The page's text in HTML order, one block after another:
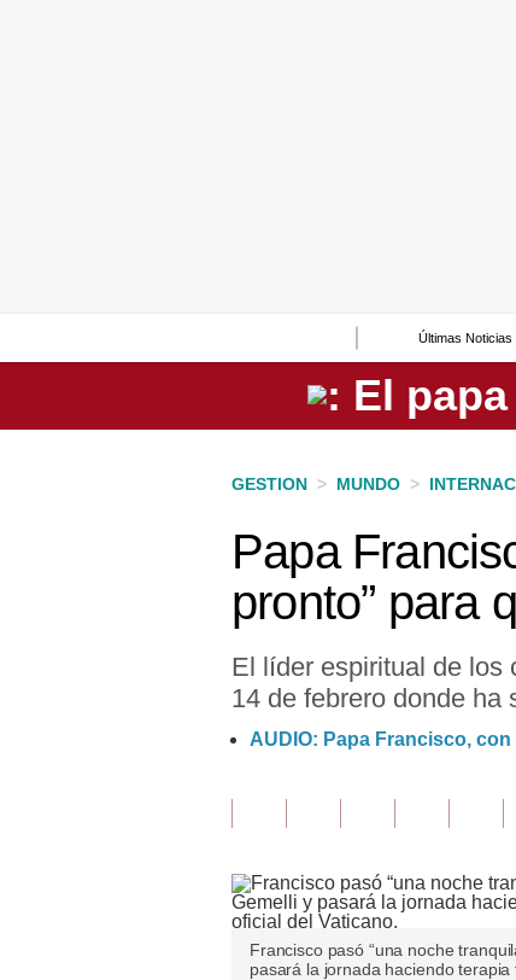
Últimas Noticias
Perú
GESTION > MUNDO >
Papa
pronto” para
El líder espiritual de los
14 de febrero donde ha
AUDIO: Papa Francisco,
Francisco pasó “una noche
pasará la jornada haciendo